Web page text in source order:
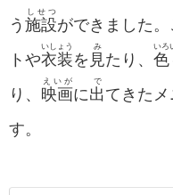
う 施設
しせつ
ができました
トや衣装
いしょう
を 見
み
たり、 色
いろ
り、 映画
えいが
に出
で
てきた
す。